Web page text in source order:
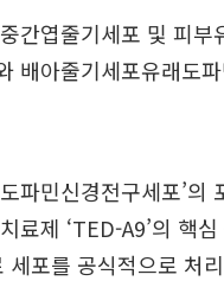
간엽줄기세포 및 피부
배아줄기세포유래도
파민신경전구세포’의
료제 ‘TED-A9’의 핵
포를 공식적으로 처